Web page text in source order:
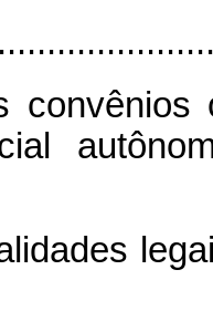
convênios